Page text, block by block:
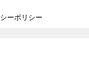
ーポリシー